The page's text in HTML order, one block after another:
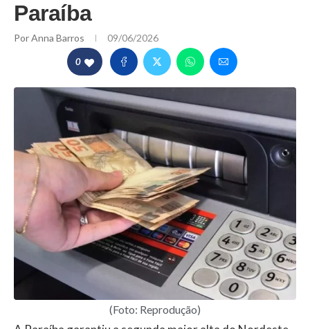
Paraíba
PorAnna Barros 09/06/2026
0
(Foto: Reprodução)